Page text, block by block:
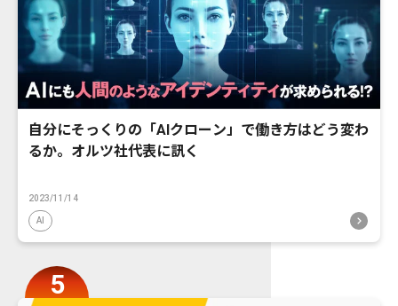
自分にそっくりの「AIクローン」で働き方はどう変わ
るか。オルツ社代表に訊く
2023/11/14
AI